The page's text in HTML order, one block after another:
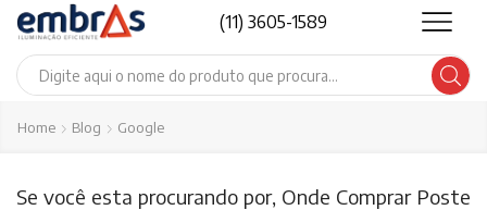
(11) 3605-1589
Search
Home Blog Google
Se você esta procurando por, Onde Comprar Poste